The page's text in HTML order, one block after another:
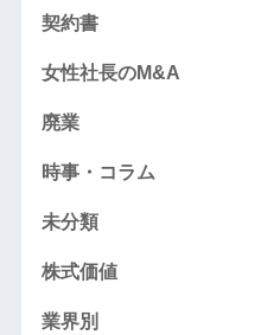
契約書
女性社長のM&A
廃業
時事・コラム
未分類
株式価値
業界別